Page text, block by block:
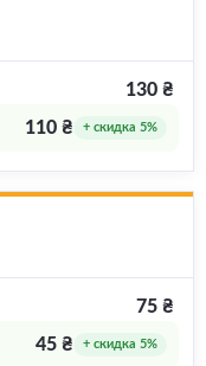
130 ₴
110 ₴ + скидка 5%
75 ₴
45 ₴ + скидка 5%